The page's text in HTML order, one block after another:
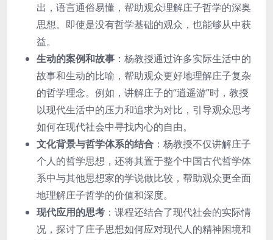
出，语言通俗易懂，帮助观众理解庄子哲学的深奥
思想。即使是没有哲学基础的观众，也能够从中获
益。
生动的案例和故事 ：杨教授通过许多实际生活中的
故事和生动的比喻，帮助观众更好地理解庄子复杂
的哲学理念。例如，讲解庄子的“逍遥游”时，教授
以现代生活中的压力和追求为对比，引导观众思考
如何在现代社会中寻找内心的自由。
文化背景与哲学体系的结合 ：杨教授不仅讲解庄子
个人的哲学思想，还将其置于整个中国古代哲学体
系中与其他思想家的学说做比较，帮助观众更全面
地理解庄子哲学的价值和深度。
现代应用的思考 ：课程还结合了现代社会的实际情
况，探讨了庄子思想如何应对现代人的精神困境和